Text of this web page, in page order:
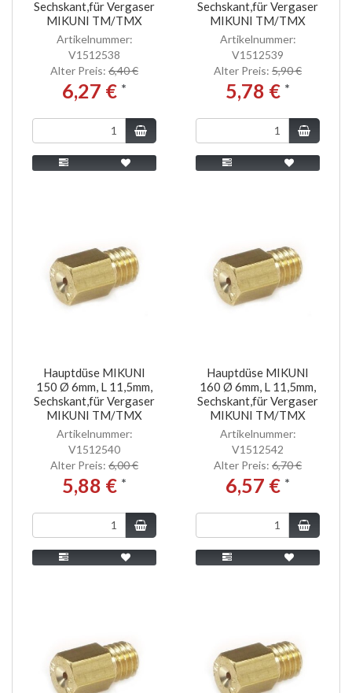
Sechskant,für Vergaser
MIKUNI TM/TMX
Artikelnummer:
V1512538
Alter Preis: 6,40 €
6,27 € *
Sechskant,für Vergaser
MIKUNI TM/TMX
Artikelnummer:
V1512539
Alter Preis: 5,90 €
5,78 € *
Hauptdüse MIKUNI
150 Ø 6mm, L 11,5mm,
Sechskant,für Vergaser
MIKUNI TM/TMX
Artikelnummer:
V1512540
Alter Preis: 6,00 €
5,88 € *
Hauptdüse MIKUNI
160 Ø 6mm, L 11,5mm,
Sechskant,für Vergaser
MIKUNI TM/TMX
Artikelnummer:
V1512542
Alter Preis: 6,70 €
6,57 € *